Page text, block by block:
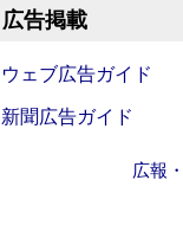
広告掲載
ウェブ広告ガイド
新聞広告ガイド
広報